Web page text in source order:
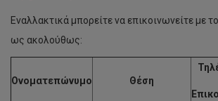
Εναλλακτικά μπορείτε να επικοινωνείτε με
ως ακολούθως:
Ονοματεπώνυμο Θέση